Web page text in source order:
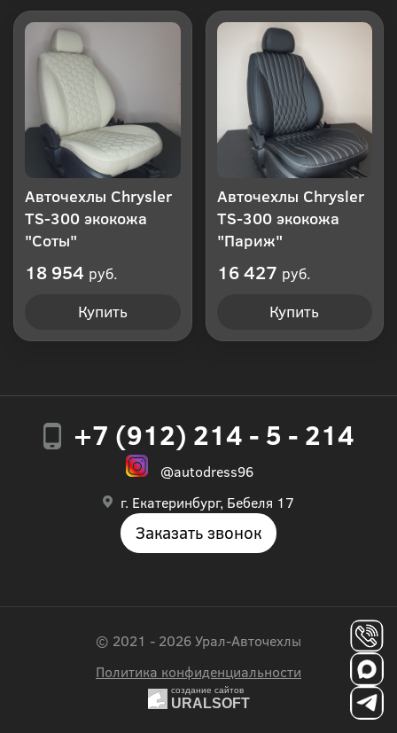
Авточехлы Chrysler
TS-300 экокожа
"Соты"
18 954 руб.
Купить
Авточехлы Chrysler
TS-300 экокожа
"Париж"
16 427 руб.
Купить
+7 (912) 214 - 5 - 214
@autodress96
г. Екатеринбург, Бебеля 17
Заказать звонок
© 2021 - 2026 Урал-Авточехлы
Политика конфиденциальности
создание сайтов
URALSOFT